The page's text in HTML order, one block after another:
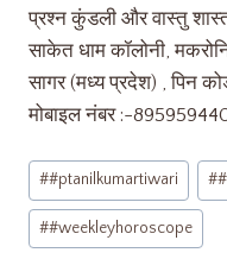
प्रश्न कुंडली और वास्तु
साकेत धाम कॉलोनी,
सागर (मध्य प्रदेश) , पिन
मोबाइल नंबर :-
##ptanilkumartiwari #
##weekleyhoroscope